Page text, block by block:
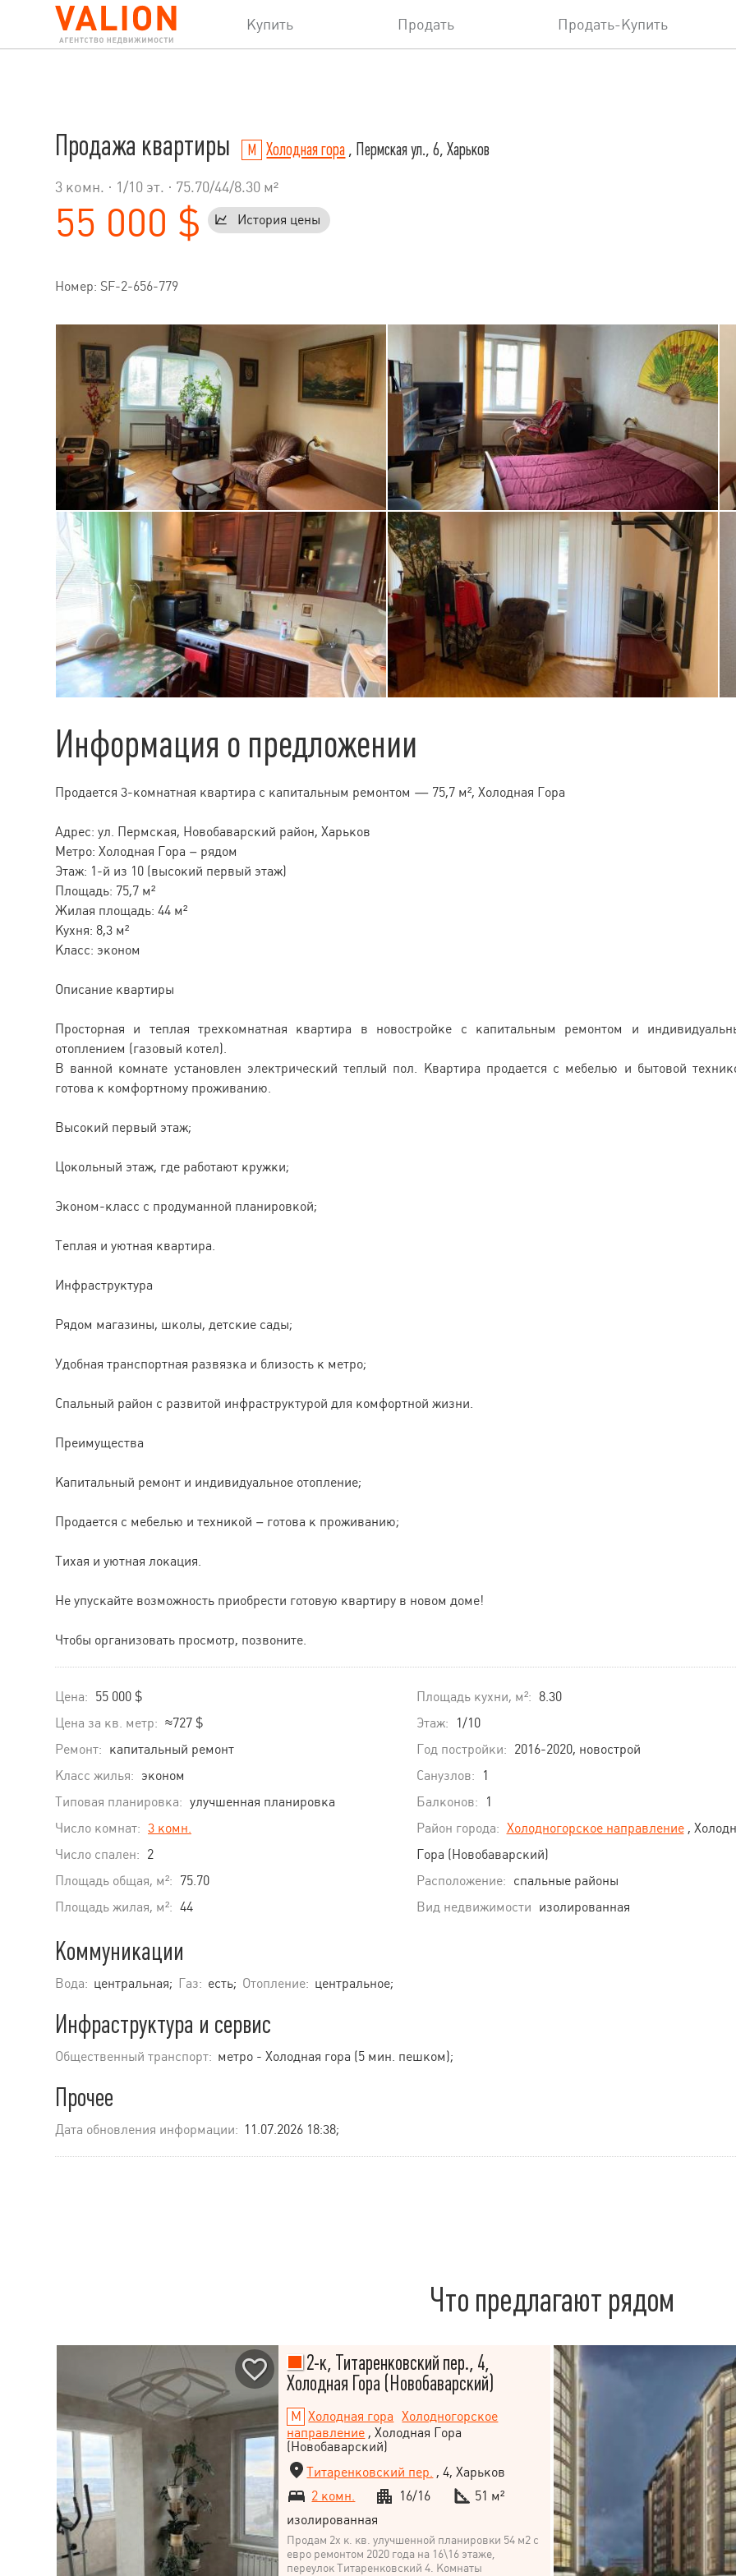
Купить Продать Продать-Купить
Продажа квартиры Холодная гора , Пермская ул., 6, Харьков
3 комн. · 1 /10 эт. · 75.70/44/8.30 м²
55 000 $ История цены
Номер: SF-2-656-779
Информация о предложении
Продается 3-комнатная квартира с капитальным ремонтом — 75,7 м², Холодная Гора
Адрес: ул. Пермская, Новобаварский район, Харьков
Метро: Холодная Гора – рядом
Этаж: 1-й из 10 (высокий первый этаж)
Площадь: 75,7 м²
Жилая площадь: 44 м²
Кухня: 8,3 м²
Класс: эконом
Описание квартиры
Просторная и теплая трехкомнатная квартира в новостройке с капитальным ремонтом и
отоплением (газовый котел).
В ванной комнате установлен электрический теплый пол. Квартира продается с мебелью и бытовой
готова к комфортному проживанию.
Высокий первый этаж;
Цокольный этаж, где работают кружки;
Эконом-класс с продуманной планировкой;
Теплая и уютная квартира.
Инфраструктура
Рядом магазины, школы, детские сады;
Удобная транспортная развязка и близость к метро;
Спальный район с развитой инфраструктурой для комфортной жизни.
Преимущества
Капитальный ремонт и индивидуальное отопление;
Продается с мебелью и техникой – готова к проживанию;
Тихая и уютная локация.
Не упускайте возможность приобрести готовую квартиру в новом доме!
Чтобы организовать просмотр, позвоните.
Цена: 55 000 $
Цена за кв. метр: ≈727 $
Ремонт: капитальный ремонт
Класс жилья: эконом
Типовая планировка: улучшенная планировка
Число комнат: 3 комн.
Число спален: 2
Площадь общая, м²: 75.70
Площадь жилая, м²: 44
Площадь кухни, м²: 8.30
Этаж:
1/10
Год постройки: 2016-2020, новострой
Санузлов:
1
Балконов:
1
Район города: Холодногорское направление,
Гора (Новобаварский)
Расположение: спальные районы
Вид недвижимости изолированная
Коммуникации
Вода: центральная; Газ: есть; Отопление: центральное;
Инфраструктура и сервис
Общественный транспорт: метро - Холодная гора (5 мин. пешком);
Прочее
Дата обновления информации: 11.07.2026 18:38;
Что предлагают рядом
2-к, Титаренковский пер., 4,
Холодная Гора (Новобаварский)
Холодная гора
Холодногорское
направление , Холодная Гора
(Новобаварский)
Титаренковский пер. , 4, Харьков
2 комн.
16/16
51 м²
изолированная
Продам 2х к. кв. улучшенной планировки 54 м2 с
евро ремонтом 2020 года на 16\16 этаже,
переулок Титаренковский 4. Комнаты